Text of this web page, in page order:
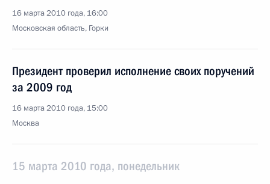
16 марта 2010 года, 16:00
Московская область, Горки
Президент проверил исполнение своих поручений
за 2009 год
16 марта 2010 года, 15:00
Москва
15 марта 2010 года, понедельник